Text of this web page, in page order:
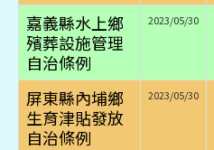
嘉義縣水上鄉
殯葬設施管理
自治條例
2023/05/30
屏東縣內埔鄉
生育津貼發放
自治條例
2023/05/30